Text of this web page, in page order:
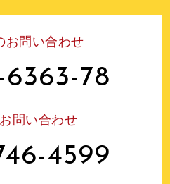
お問い合わせ
6363-78
問い合わせ
4599